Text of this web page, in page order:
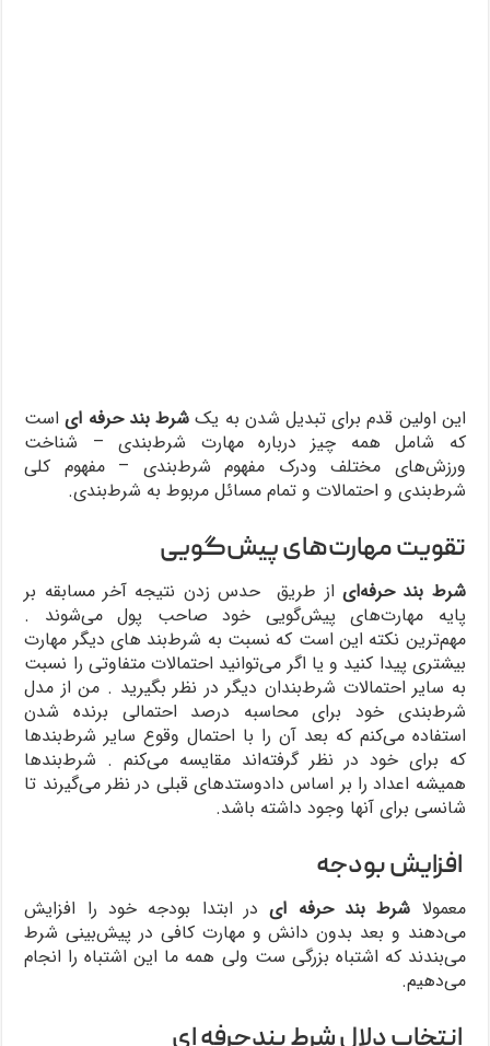
این اولین قدم برای تبدیل شدن به یک شرط‌ بند حرفه‌ ای است
که شامل همه چیز درباره مهارت شرط‌بندی – شناخت
ورزش‌های مختلف ودرک مفهوم شرط‌بندی – مفهوم کلی
شرط‌بندی و احتمالات و تمام مسائل مربوط به شرط‌بندی.
تقویت مهارت‌های پیش‌گویی
شرط‌ بند‌‌ حرفه‌ای از طریق حدس زدن نتیجه آخر مسابقه بر
پایه مهارت‌های پیش‌گویی خود صاحب پول می‌شوند .
مهم‌ترین نکته این است که نسبت به شرط‌بند های دیگر مهارت
بیشتری پیدا کنید و یا اگر می‌توانید احتمالات متفاوتی را نسبت
به سایر احتمالات شرط‌بندان دیگر در نظر بگیرید . من از مدل
شرط‌بندی خود برای محاسبه درصد احتمالی برنده شدن
استفاده می‌کنم که بعد آن را با احتمال وقوع سایر شرط‌بندها
که برای خود در نظر گرفته‌اند مقایسه می‌کنم . شرط‌بند‌ها
همیشه اعداد را بر اساس دادوستد‌های قبلی در نظر می‌گیرند تا
شانسی برای آنها وجود داشته باشد.
افزایش بودجه
معمولا شرط‌ بند‌ حرفه ایدر ابتدا بودجه خود را افزایش
می‌دهند و بعد بدون دانش و مهارت کافی در پیش‌بینی شرط
می‌بندند که اشتباه بزرگی ست ولی همه ما این اشتباه را انجام
می‌دهیم.